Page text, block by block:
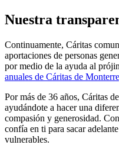
Nuestra
Continuamente, Cáritas
aportaciones de personas
por medio de la ayuda al
anuales de Cáritas de
Por más de 36 años, Cáritas
ayudándote a hacer una
compasión y generosidad.
confía en ti para sacar
vulnerables.